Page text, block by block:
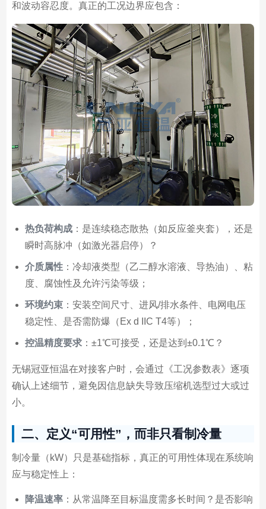
和波动容忍度。真正的工况边界应包含：
热负荷构成：是连续稳态散热（如反应釜夹套），还是
瞬时高脉冲（如激光器启停）？
介质属性：冷却液类型（乙二醇水溶液、导热油）、粘
度、腐蚀性及允许污染等级；
环境约束：安装空间尺寸、进风/排水条件、电网电压
稳定性、是否需防爆（Ex d IIC T4等）；
控温精度要求：±1℃可接受，还是达到±0.1℃？
无锡冠亚恒温在对接客户时，会通过《工况参数表》逐项
确认上述细节，避免因信息缺失导致压缩机选型过大或过
小。
二、定义“可用性”，而非只看制冷量
制冷量（kW）只是基础指标，真正的可用性体现在系统响
应与稳定性上：
降温速率：从常温降至目标温度需多长时间？是否影响